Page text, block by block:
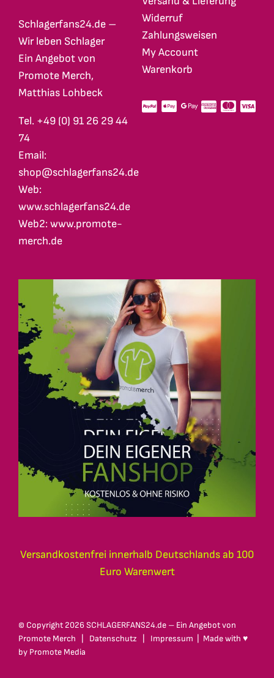
Schlagerfans24.de –
Wir leben Schlager
Ein Angebot von
Promote Merch,
Matthias Lohbeck
Tel. +49 (0) 91 26 29 44
74
Email:
shop@schlagerfans24.de
Web:
www.schlagerfans24.de
Web2: www.promote-
merch.de
Widerruf
Zahlungsweisen
My Account
Warenkorb
Versandkostenfrei innerhalb Deutschlands ab 100
Euro Warenwert
© Copyright 2026 SCHLAGERFANS24.de – Ein Angebot von
Promote Merch
Datenschutz Impressum | Made with ♥
by Promote Media